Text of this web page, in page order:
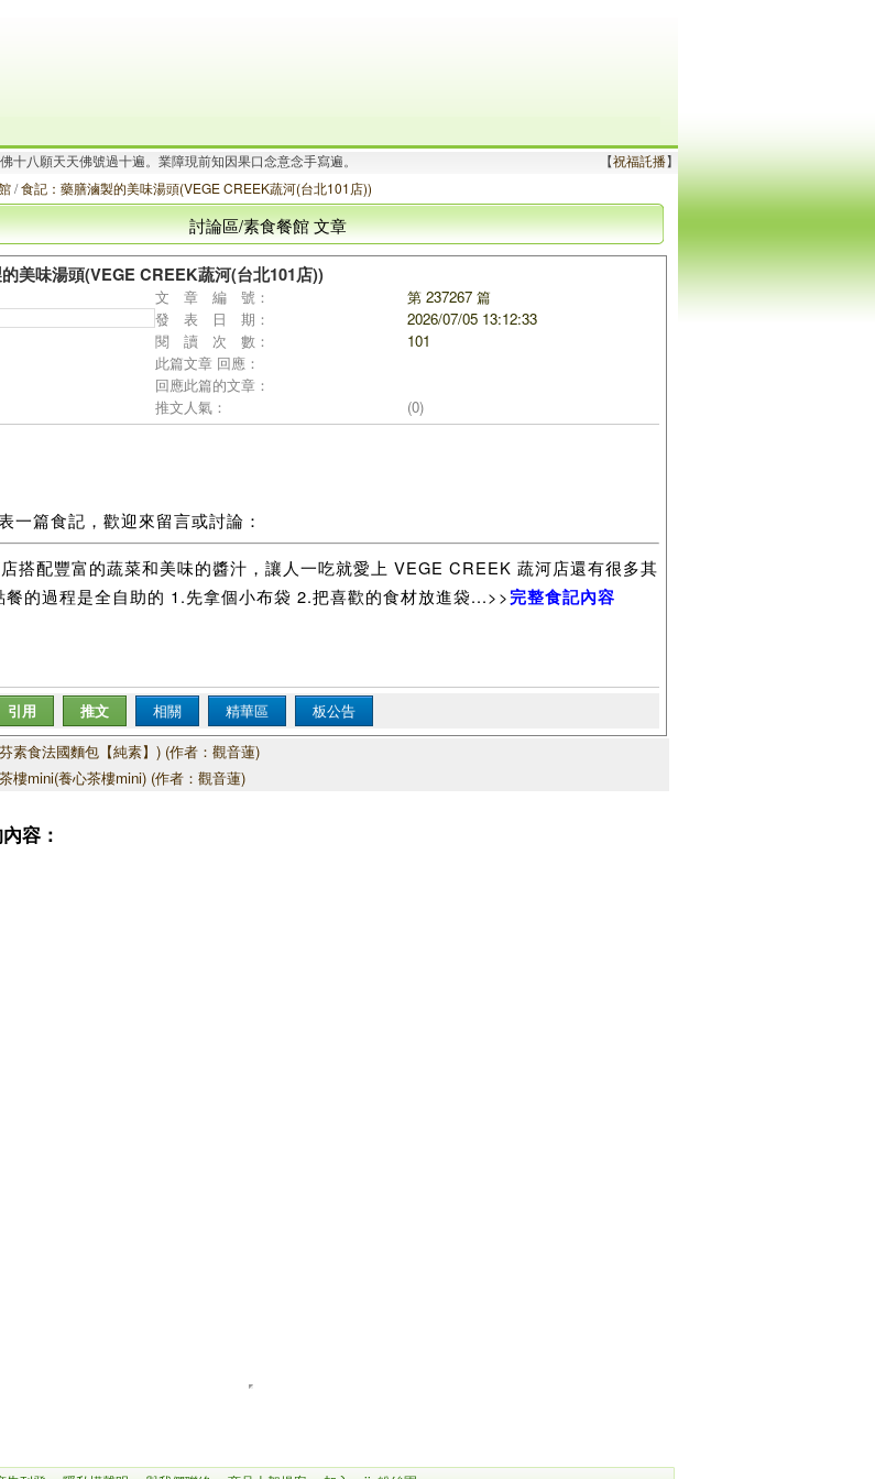
十八願天天佛號過十遍。業障現前知因果口念意念手寫遍。
阿彌陀佛.心中有愛！布施的人有福.行善的人快樂！.^Q^..
【祝福託播】
/食記：藥膳滷製的美味湯頭(VEGE CREEK蔬河(台北101店))
討論區/素食餐館 文章
美味湯頭(VEGE CREEK蔬河(台北101店))
文 章 編 號：
第 237267 篇
發 表 日 期：
2026/07/05 13:12:33
閱 讀 次 數：
101
此篇文章 回應：
回應此篇的文章：
推文人氣：
(0)
一篇食記，歡迎來留言或討論：
搭配豐富的蔬菜和美味的醬汁，讓人一吃就愛上 VEGE CREEK 蔬河店還有很多其
的過程是全自助的 1.先拿個小布袋 2.把喜歡的食材放進袋...>>完整食記內容
引用 推文 相關 精華區
板公告
素食法國麵包【純素】) (作者：觀音蓮)
樓mini(養心茶樓mini) (作者：觀音蓮)
容：